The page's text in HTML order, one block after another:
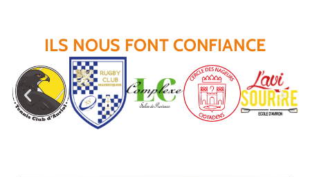
ILS NOUS FONT CONFIANCE